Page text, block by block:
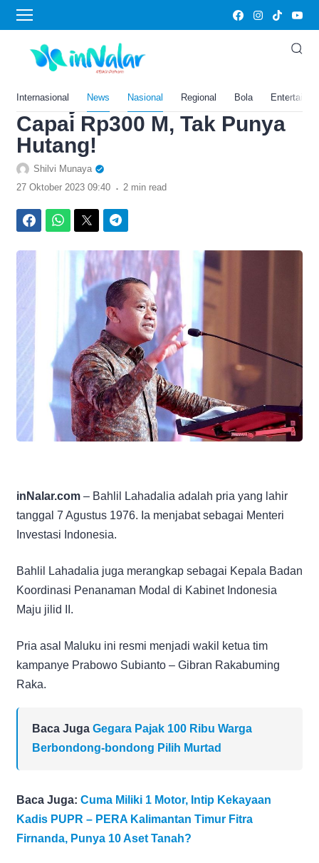
Internasional News Nasional Regional Bola
Home›Nasional
Resmi Jadi Tim Kampanye
Prabowo – Gibran, Harta
Kekayaan Bahlil Lahadalia
Capai Rp300 M, Tak Punya
Hutang!
Shilvi Munaya
27 Oktober 2023 09:40 . 2 min read
inNalar.com – Bahlil Lahadalia adalah pria yang lahir
tanggal 7 Agustus 1976. Ia menjabat sebagai Menteri
Investasi Indonesia.
Bahlil Lahadalia juga merangkap sebagai Kepala Badan
Koordinasi Penanaman Modal di Kabinet Indonesia
Maju jilid II.
Pria asal Maluku ini resmi menjadi wakil ketua tim
kampanye Prabowo Subianto – Gibran Rakabuming
Raka.
Baca Juga Gegara Pajak 100 Ribu Warga
Berbondong-bondong Pilih Murtad
Baca Juga: Cuma Miliki 1 Motor, Intip Kekayaan
Kadis PUPR – PERA Kalimantan Timur Fitra
Firnanda, Punya 10 Aset Tanah?